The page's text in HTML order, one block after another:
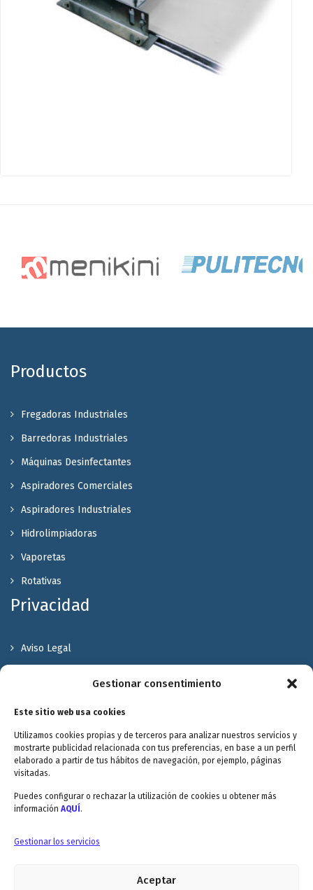
Gestionar consentimiento
Este sitio web usa cookies
Utilizamos cookies propias y de terceros para analizar nuestros servicios y
mostrarte publicidad relacionada con tus preferencias, en base a un perfil
elaborado a partir de tus hábitos de navegación, por ejemplo, páginas
visitadas.
Puedes configurar o rechazar la utilización de cookies u obtener más
información AQUÍ .
Gestionar los servicios
Aceptar
Productos
Fregadoras Industriales
Barredoras Industriales
Máquinas Desinfectantes
Aspiradores Comerciales
Aspiradores Industriales
Hidrolimpiadoras
Vaporetas
Rotativas
Privacidad
Aviso Legal
Valóranos
Envitec Murcia: Maquinaria de limpieza industrial
Envitec Valencia: Maquinaria de limpieza industrial